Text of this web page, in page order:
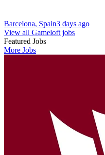
Barcelona, Spain3 days ago
View all Gameloft jobs
Featured Jobs
More Jobs